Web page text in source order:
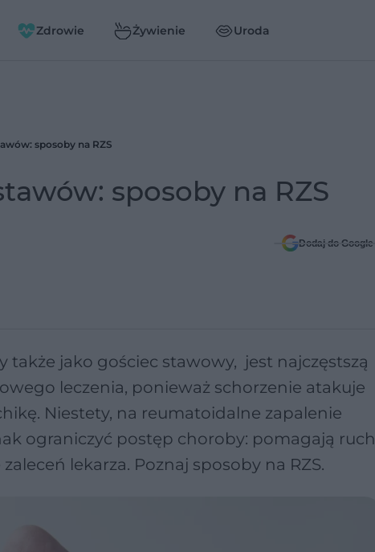
Zdrowie Żywienie Uroda
sposoby na RZS
sposoby na RZS
Dodaj do Google
także jako gościec stawowy, jest najczęstszą
leczenia, ponieważ schorzenie atakuje
Niestety, na reumatoidalne zapalenie
ograniczyć postęp choroby: pomagają ruch
lekarza. Poznaj sposoby na RZS.